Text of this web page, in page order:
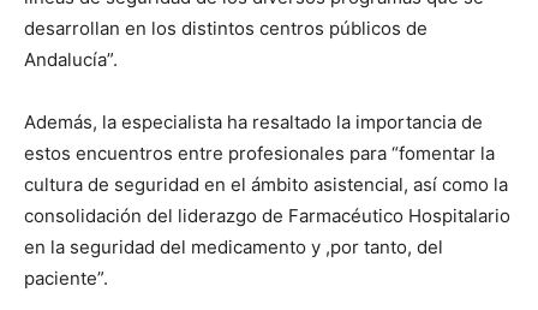
desarrollan en los distintos centros públicos de
Andalucía”.
Además, la especialista ha resaltado la importancia de
estos encuentros entre profesionales para “fomentar la
cultura de seguridad en el ámbito asistencial, así como la
consolidación del liderazgo de Farmacéutico Hospitalario
en la seguridad del medicamento y ,por tanto, del
paciente”.